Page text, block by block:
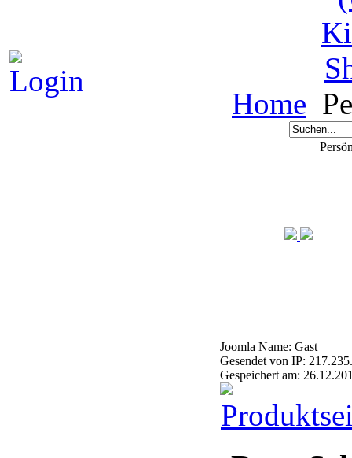
Home
Joomla Name: Gast
Gesendet von IP:
Gespeichert am: